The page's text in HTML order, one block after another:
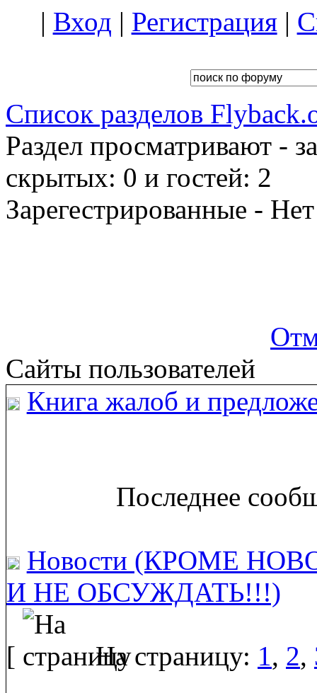
| Вход | Регистрация|
Список разделов
Раздел просматривают -
скрытых: 0 и гостей: 2
Зарегестрированные - Нет
Сайты пользователей
Книга жалоб и
Последнее
Новости (КРОМЕ
И НЕ ОБСУЖДАТЬ!!!)
[ На страницу: 1, 2,